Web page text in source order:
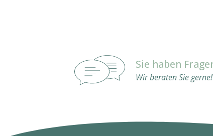
Sie haben
Wir beraten Sie gerne!